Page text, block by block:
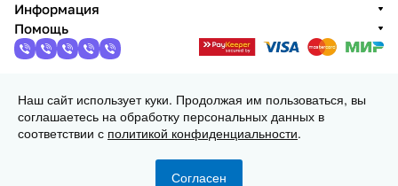
Информация
Помощь
2013 - 2026 © 3DiY (Тридиай) - интернет-магазин
комплектующих для 3D принтеров, ЧПУ станков и
робототехники
Наш сайт использует куки. Продолжая им пользоваться, вы
соглашаетесь на обработку персональных данных в
соответствии с политикой конфиденциальности.
Согласен